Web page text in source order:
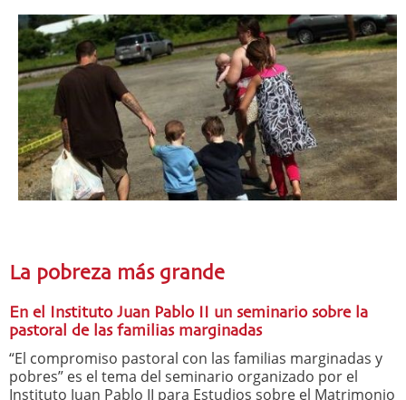
La pobreza más grande
En el Instituto Juan Pablo II un seminario sobre la
pastoral de las familias marginadas
“El compromiso pastoral con las familias marginadas y
pobres” es el tema del seminario organizado por el
Instituto Juan Pablo II para Estudios sobre el Matrimonio